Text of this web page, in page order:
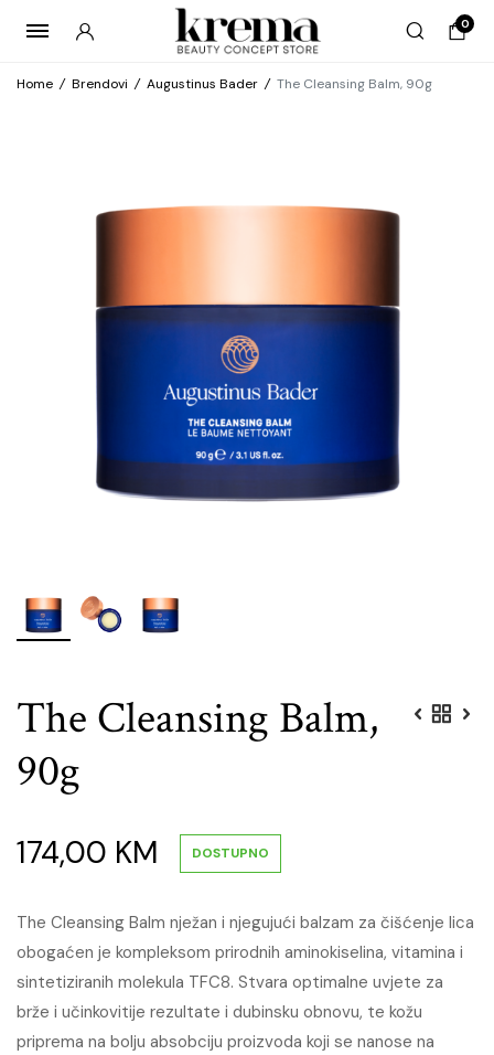
0
Home / Brendovi / Augustinus Bader / The Cleansing Balm, 90g
The Cleansing Balm,
90g
174,00 KM DOSTUPNO
The Cleansing Balm nježan i njegujući balzam za čišćenje lica
obogaćen je kompleksom prirodnih aminokiselina, vitamina i
sintetiziranih molekula TFC8. Stvara optimalne uvjete za
brže i učinkovitije rezultate i dubinsku obnovu, te kožu
priprema na bolju absobciju proizvoda koji se nanose na